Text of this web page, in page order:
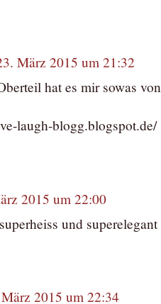
März 2015 um 21:32
hat es mir sowas
laugh-blogg.blogspot.de/
2015 um 22:00
und superelegant
2015 um 22:34